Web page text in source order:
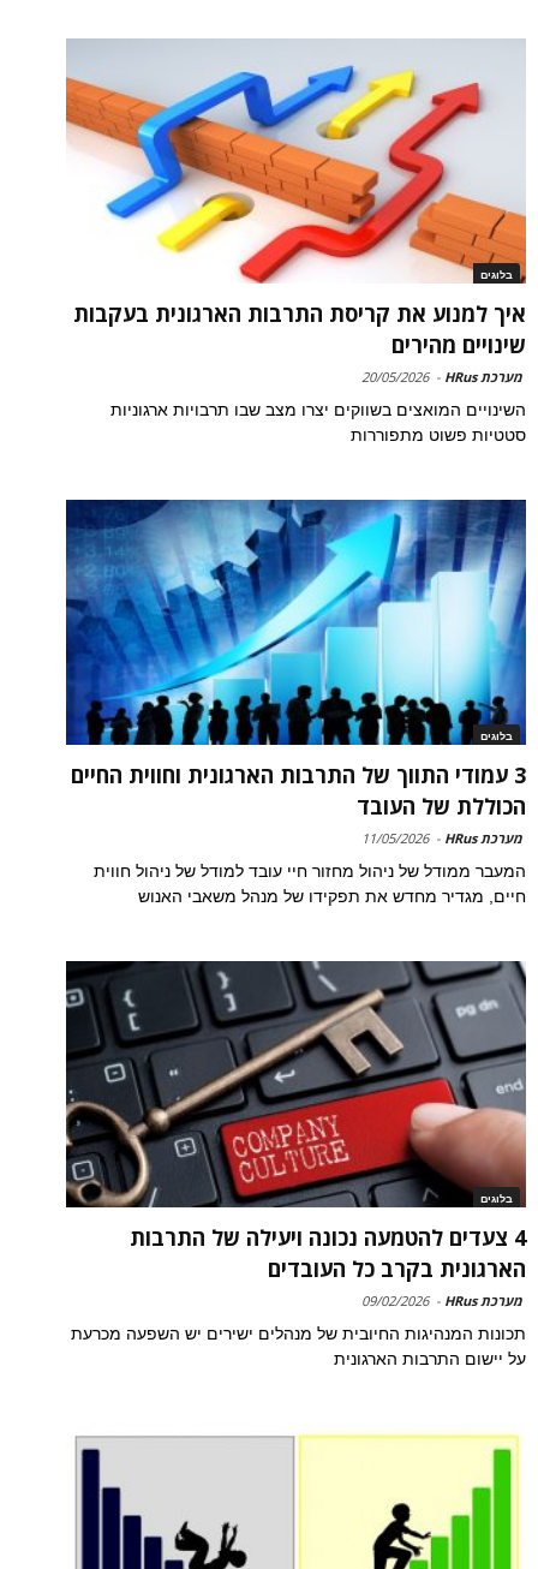
בלוגים
איך למנוע את קריסת התרבות הארגונית בעקבות
שינויים מהירים
מערכת HRus -
20/05/2026
השינויים המואצים בשווקים יצרו מצב שבו תרבויות ארגוניות
סטטיות פשוט מתפוררות
בלוגים
3 עמודי התווך של התרבות הארגונית וחווית החיים
הכוללת של העובד
מערכת HRus -
11/05/2026
המעבר ממודל של ניהול מחזור חיי עובד למודל של ניהול חווית
חיים, מגדיר מחדש את תפקידו של מנהל משאבי האנוש
בלוגים
4 צעדים להטמעה נכונה ויעילה של התרבות
הארגונית בקרב כל העובדים
מערכת HRus -
09/02/2026
תכונות המנהיגות החיובית של מנהלים ישירים יש השפעה מכרעת
על יישום התרבות הארגונית